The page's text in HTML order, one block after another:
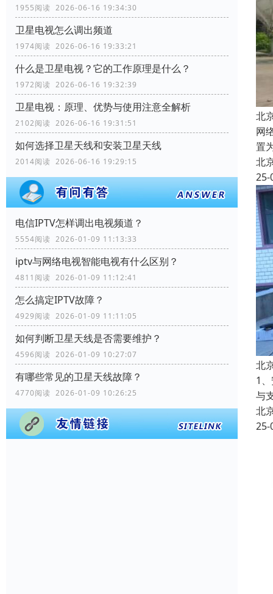
1955阅读 2026-06-16 19:34:30
卫星电视怎么调出频道
1974阅读 2026-06-16 19:33:21
什么是卫星电视？它的工作原理是什么？
1972阅读 2026-06-16 19:32:39
卫星电视：原理、优势与使用注意全解析
2102阅读 2026-06-16 19:31:51
如何选择卫星天线和安装卫星天线
2014阅读 2026-06-16 19:29:15
电信IPTV怎样调出电视频道？
5554阅读 2026-01-09 11:13:33
iptv与网络电视智能电视有什么区别？
4811阅读 2026-01-09 11:12:41
怎么搞定IPTV故障？
4929阅读 2026-01-09 11:11:05
如何判断卫星天线是否需要维护？
4596阅读 2026-01-09 10:27:07
有哪些常见的卫星天线故障？
4770阅读 2026-01-09 10:26:25
北
网
置
北
25-
北
1
与
北
25-